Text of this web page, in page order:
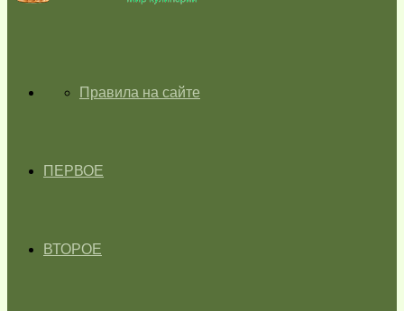
ГЛАВНАЯПравила на сайте
ПЕРВОЕ
ВТОРОЕ